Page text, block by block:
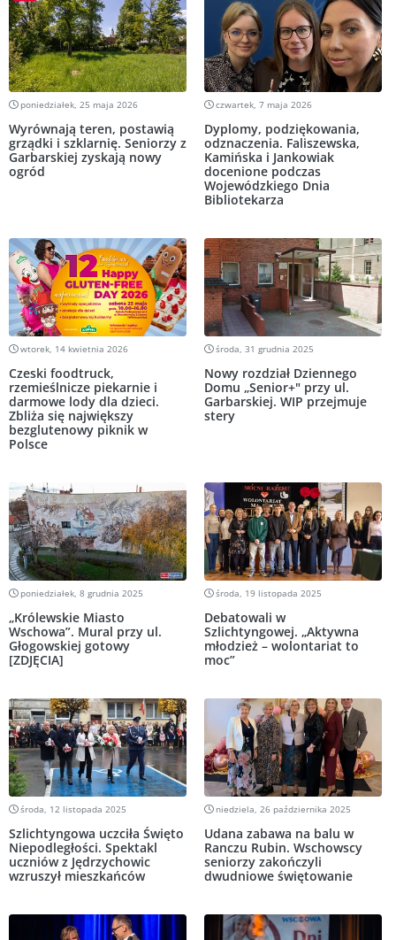
poniedziałek, 25 maja 2026
Wyrównają teren, postawią
grządki i szklarnię. Seniorzy z
Garbarskiej zyskają nowy
ogród
czwartek, 7 maja 2026
Dyplomy, podziękowania,
odznaczenia. Faliszewska,
Kamińska i Jankowiak
docenione podczas
Wojewódzkiego Dnia
Bibliotekarza
wtorek, 14 kwietnia 2026
Czeski foodtruck,
rzemieślnicze piekarnie i
darmowe lody dla dzieci.
Zbliża się największy
bezglutenowy piknik w
Polsce
środa, 31 grudnia 2025
Nowy rozdział Dziennego
Domu „Senior+" przy ul.
Garbarskiej. WIP przejmuje
stery
poniedziałek, 8 grudnia 2025
„Królewskie Miasto
Wschowa”. Mural przy ul.
Głogowskiej gotowy
[ZDJĘCIA]
środa, 19 listopada 2025
Debatowali w
Szlichtyngowej. „Aktywna
młodzież – wolontariat to
moc”
środa, 12 listopada 2025
Szlichtyngowa uczciła Święto
Niepodległości. Spektakl
uczniów z Jędrzychowic
wzruszył mieszkańców
niedziela, 26 października 2025
Udana zabawa na balu w
Ranczu Rubin. Wschowscy
seniorzy zakończyli
dwudniowe świętowanie